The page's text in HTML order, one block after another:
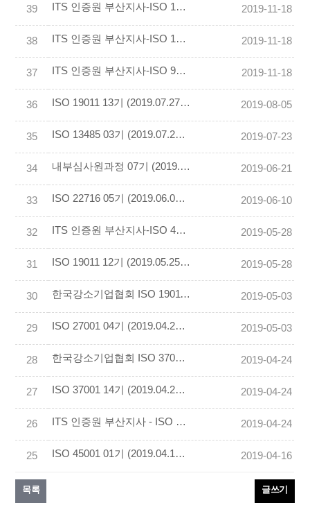
39 ITS 인증원 부산지사-ISO 1401-2019.07.27~28-교육후기 작성 2019-11-18
38 ITS 인증원 부산지사-ISO 19011-2019.07.20~21-교육후기 작성 2019-11-18
37 ITS 인증원 부산지사-ISO 9001-2019.07.13~14-교육후기 작성 2019-11-18
36 ISO 19011 13기 (2019.07.27 ~ 28) 교육후기 작성 2019-08-05
35 ISO 13485 03기 (2019.07.20 ~ 21) 교육후기 작성 2019-07-23
34 내부심사원과정 07기 (2019.06.18~19) 교육후기 작성 2019-06-21
33 ISO 22716 05기 (2019.06.01~ 02) 교육후기 작성 2019-06-10
32 ITS 인증원 부산지사-ISO 45001-2019.05.19~20-교육후기 작성 2019-05-28
31 ISO 19011 12기 (2019.05.25 ~ 26) 교육후기 작성 2019-05-28
30 한국강소기업협회 ISO 19011 11기 평일특별과정 (2019.04.24~25) 교육후기 작성 2019-05-03
29 ISO 27001 04기 (2019.04.27~28) 교육후기 작성 2019-05-03
28 한국강소기업협회 ISO 37001 13기 평일특별과정 (2019.04.17~18) 교육후기 작성 2019-04-24
27 ISO 37001 14기 (2019.04.20~21) 교육후기 작성 2019-04-24
26 ITS 인증원 부산지사 - ISO 14001 (2019.04.20 ~ 21) 교육후기 작성 2019-04-24
25 ISO 45001 01기 (2019.04.13 ~ 14) 교육후기 작성 2019-04-16
목록 글쓰기